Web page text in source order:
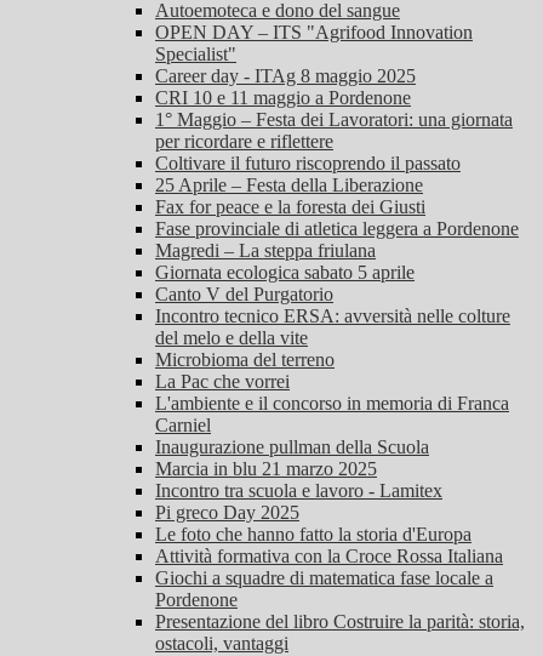
Autoemoteca e dono del sangue
OPEN DAY – ITS "Agrifood Innovation
Specialist"
Career day - ITAg 8 maggio 2025
CRI 10 e 11 maggio a Pordenone
1° Maggio – Festa dei Lavoratori: una giornata
per ricordare e riflettere
Coltivare il futuro riscoprendo il passato
25 Aprile – Festa della Liberazione
Fax for peace e la foresta dei Giusti
Fase provinciale di atletica leggera a Pordenone
Magredi – La steppa friulana
Giornata ecologica sabato 5 aprile
Canto V del Purgatorio
Incontro tecnico ERSA: avversità nelle colture
del melo e della vite
Microbioma del terreno
La Pac che vorrei
L'ambiente e il concorso in memoria di Franca
Carniel
Inaugurazione pullman della Scuola
Marcia in blu 21 marzo 2025
Incontro tra scuola e lavoro - Lamitex
Pi greco Day 2025
Le foto che hanno fatto la storia d'Europa
Attività formativa con la Croce Rossa Italiana
Giochi a squadre di matematica fase locale a
Pordenone
Presentazione del libro Costruire la parità: storia,
ostacoli, vantaggi